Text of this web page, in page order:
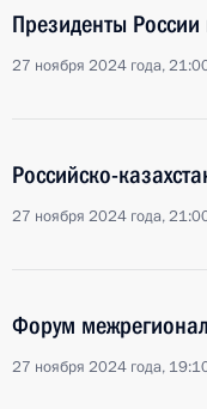
Президенты
27 ноября 2024 года,
Российско-
27 ноября 2024 года,
Форум
27 ноября 2024 года,